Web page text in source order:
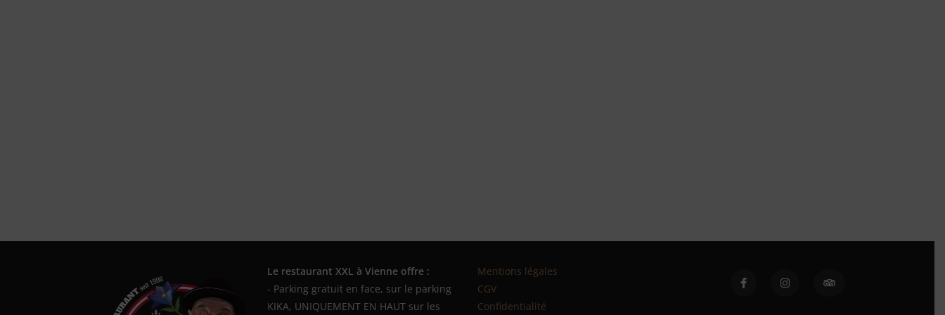
Le restaurant XXL à Vienne offre :
- Parking gratuit en face, sur le parking
KIKA, UNIQUEMENT EN HAUT sur les
Mentions légales
CGV
Confidentialité